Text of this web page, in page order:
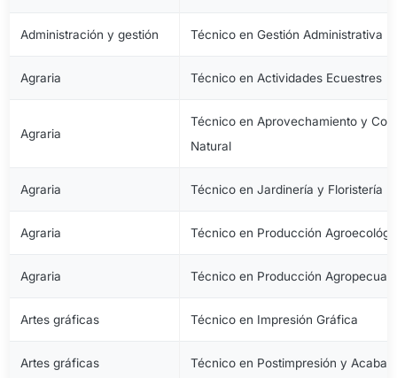
Administración y gestión Técnico en Gestión Administrativa
Agraria Técnico en Actividades Ecuestres
Agraria
Técnico en Aprovechamiento y
Natural
Agraria Técnico en Jardinería y Floristería
Agraria Técnico en Producción
Agraria Técnico en Producción
Artes gráficas Técnico en Impresión Gráfica
Artes gráficas Técnico en Postimpresión y